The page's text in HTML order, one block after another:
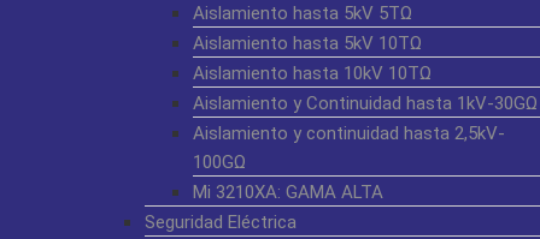
Aislamiento hasta 5kV 5TΩ
Aislamiento hasta 5kV 10TΩ
Aislamiento hasta 10kV 10TΩ
Aislamiento y Continuidad hasta 1kV-30GΩ
Aislamiento y continuidad hasta 2,5kV-
100GΩ
Mi 3210XA: GAMA ALTA
Seguridad Eléctrica